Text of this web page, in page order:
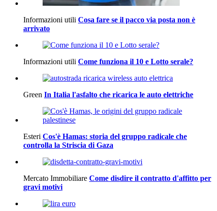
Informazioni utili Cosa fare se il pacco via posta non è
arrivato
Informazioni utili Come funziona il 10 e Lotto serale?
Green In Italia l'asfalto che ricarica le auto elettriche
Esteri Cos'è Hamas: storia del gruppo radicale che
controlla la Striscia di Gaza
Mercato Immobiliare Come disdire il contratto d'affitto per
gravi motivi